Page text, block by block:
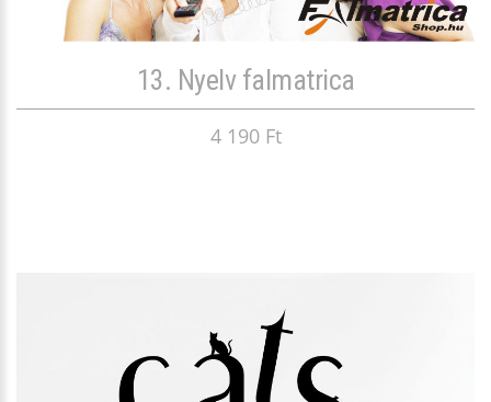
13. Nyelv falmatrica
4 190 Ft